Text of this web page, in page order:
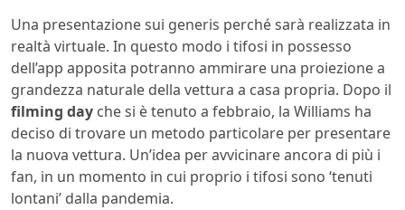
Una presentazione sui generis perché sarà realizzata in
realtà virtuale. In questo modo i tifosi in possesso
dell’app apposita potranno ammirare una proiezione a
grandezza naturale della vettura a casa propria. Dopo il
filming day che si è tenuto a febbraio, la Williams ha
deciso di trovare un metodo particolare per presentare
la nuova vettura. Un’idea per avvicinare ancora di più i
fan, in un momento in cui proprio i tifosi sono ‘tenuti
lontani’ dalla pandemia.